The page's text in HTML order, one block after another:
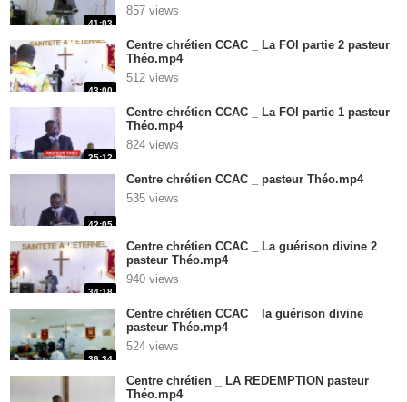
41:03
857 views
43:00
Centre chrétien CCAC _ La FOI partie 2 pasteur
Théo.mp4
512 views
25:12
Centre chrétien CCAC _ La FOI partie 1 pasteur
Théo.mp4
824 views
42:05
Centre chrétien CCAC _ pasteur Théo.mp4
535 views
34:18
Centre chrétien CCAC _ La guérison divine 2
pasteur Théo.mp4
940 views
36:34
Centre chrétien CCAC _ la guérison divine
pasteur Théo.mp4
524 views
Centre chrétien _ LA REDEMPTION pasteur
Théo.mp4